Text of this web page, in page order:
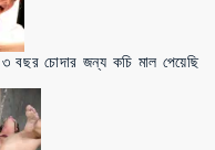
বছর চোদার জন্য কচি মাল পেয়েছি